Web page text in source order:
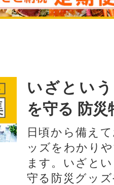
いざとい
を守る 防災
日頃から備え
ッズをわかり
ます。いざと
守る防災グッ